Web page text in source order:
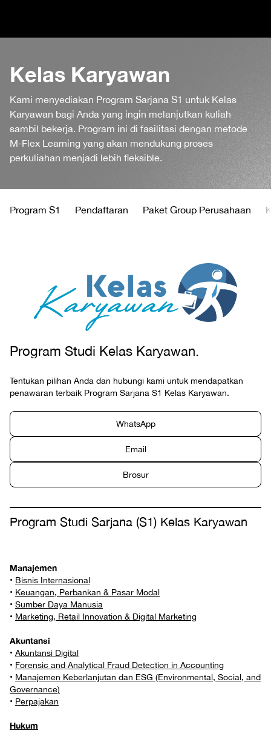
Kelas Karyawan
Kami menyediakan Program Sarjana S1 untuk Kelas
Karyawan bagi Anda yang ingin melanjutkan kuliah
sambil bekerja. Program ini di fasilitasi dengan metode
M-Flex Learning yang akan mendukung proses
perkuliahan menjadi lebih fleksible.
Program S1 Pendaftaran Paket Group Perusahaan
Program Studi Kelas Karyawan.
Tentukan pilihan Anda dan hubungi kami untuk mendapatkan
penawaran terbaik Program Sarjana S1 Kelas Karyawan.
WhatsApp
Email
Brosur
Program Studi Sarjana (S1) Kelas Karyawan
Manajemen
• Bisnis Internasional
• Keuangan, Perbankan & Pasar Modal
• Sumber Daya Manusia
• Marketing, Retail Innovation & Digital Marketing
Akuntansi
• Akuntansi Digital
• Forensic and Analytical Fraud Detection in Accounting
• Manajemen Keberlanjutan dan ESG (Environmental, Social, and
Governance)
• Perpajakan
Hukum